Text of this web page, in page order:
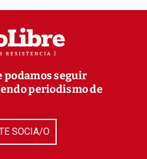
podamos seguir
periodismo de
SOCIA/O